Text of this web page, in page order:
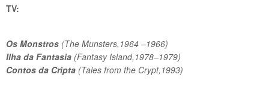
TV:
Os Monstros (The Munsters,1964 –1966)
Ilha da Fantasia (Fantasy Island,1978–1979)
Contos da Cripta (Tales from the Crypt,1993)